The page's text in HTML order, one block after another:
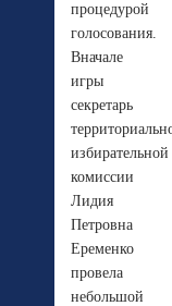
процедурой
голосования.
Вначале
игры
секретарь
избирательной
комиссии
Лидия
Петровна
Еременко
провела
небольшой